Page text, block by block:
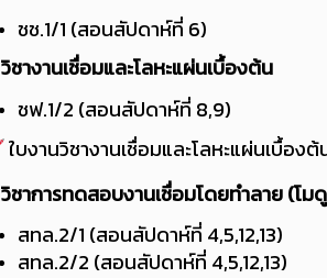
ชช.1/1 (สอนสัปดาห์ที่ 6)
วิชางานเชื่อมและโลหะแผ่นเบื้องต้น
ชฟ.1/2 (สอนสัปดาห์ที่ 8,9)
ใบงานวิชางานเชื่อมและโลหะแผ่นเบื้องต้
วิชาการทดสอบงานเชื่อมโดยทำลาย (โม
สทล.2/1 (สอนสัปดาห์ที่ 4,5,12,13)
สทล.2/2 (สอนสัปดาห์ที่ 4,5,12,13)